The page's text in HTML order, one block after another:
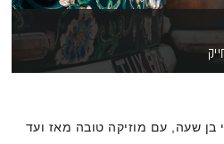
בן שעה, עם מוזיקה טובה מאז ועד